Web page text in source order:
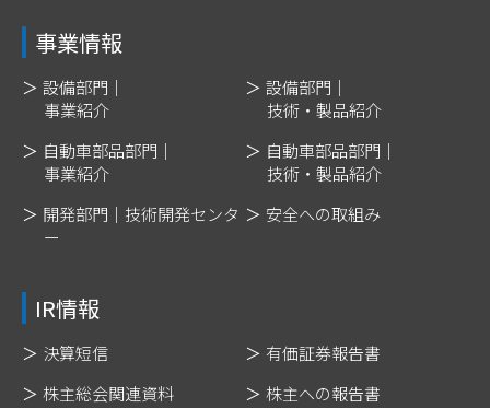
事業情報
設備部門｜
事業紹介
設備部門｜
技術・製品紹介
自動車部品部門｜
事業紹介
自動車部品部門｜
技術・製品紹介
開発部門｜技術開発センタ
ー
安全への取組み
IR情報
決算短信
有価証券報告書
株主総会関連資料
株主への報告書